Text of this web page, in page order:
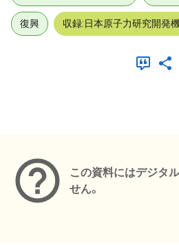
復興 収録:日本原子力研究開発
この資料にはデジタ
せん。